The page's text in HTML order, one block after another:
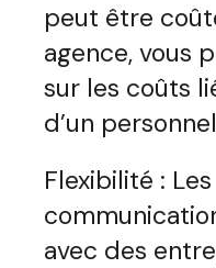
peut être
agence, vous
sur les coûts
d’un
Flexibilité :
avec des